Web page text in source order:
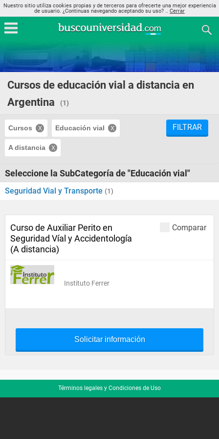
Nuestro sitio utiliza cookies propias y de terceros para ofrecerte una mejor experiencia
de usuario. ¿Continuas navegando aceptando su uso? .. Cerrar
Cursos de educación vial a distancia en
Argentina
(1)
Cursos Educación vial
A distancia
FILTRAR
Seleccione la SubCategoría de "Educación vial"
Seguridad Vial y Transporte (1)
Comparar
Curso de Auxiliar Perito en
Seguridad Víal y Accidentología
(A distancia)
Instituto Ferrer
Solicitar información
Términos legales y Condiciones de Uso